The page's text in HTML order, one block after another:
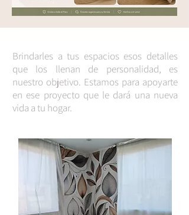
Brindarles a tus espacios esos detalles
que los llenan de personalidad, es
nuestro objetivo. Estamos para apoyarte
en ese proyecto que le dará una nueva
vida a tu hogar.